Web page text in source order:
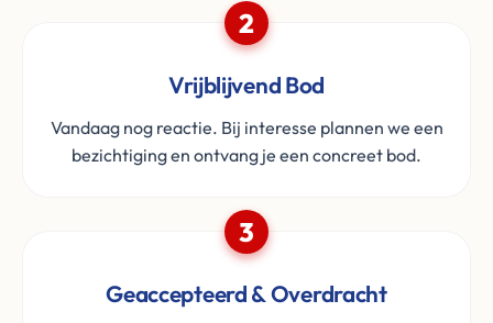
2
Vrijblijvend Bod
Vandaag nog reactie. Bij interesse plannen we een
bezichtiging en ontvang je een concreet bod.
3
Geaccepteerd & Overdracht